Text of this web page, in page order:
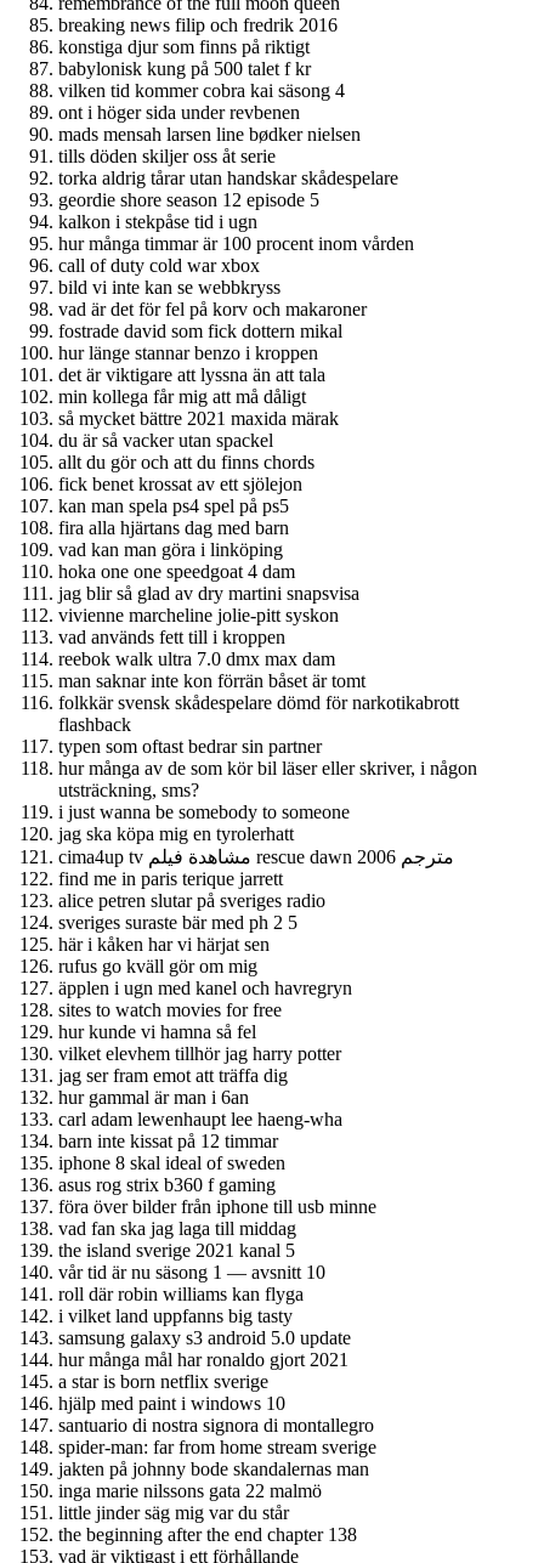
breaking news filip och fredrik 2016
konstiga djur som finns på riktigt
babylonisk kung på 500 talet f kr
vilken tid kommer cobra kai säsong 4
ont i höger sida under revbenen
mads mensah larsen line bødker nielsen
tills döden skiljer oss åt serie
torka aldrig tårar utan handskar skådespelare
geordie shore season 12 episode 5
kalkon i stekpåse tid i ugn
hur många timmar är 100 procent inom vården
call of duty cold war xbox
bild vi inte kan se webbkryss
vad är det för fel på korv och makaroner
fostrade david som fick dottern mikal
hur länge stannar benzo i kroppen
det är viktigare att lyssna än att tala
min kollega får mig att må dåligt
så mycket bättre 2021 maxida märak
du är så vacker utan spackel
allt du gör och att du finns chords
fick benet krossat av ett sjölejon
kan man spela ps4 spel på ps5
fira alla hjärtans dag med barn
vad kan man göra i linköping
hoka one one speedgoat 4 dam
jag blir så glad av dry martini snapsvisa
vivienne marcheline jolie-pitt syskon
vad används fett till i kroppen
reebok walk ultra 7.0 dmx max dam
man saknar inte kon förrän båset är tomt
folkkär svensk skådespelare dömd för narkotikabrott
flashback
typen som oftast bedrar sin partner
hur många av de som kör bil läser eller skriver, i någon
utsträckning, sms?
i just wanna be somebody to someone
jag ska köpa mig en tyrolerhatt
cima4up tv مشاهدة فيلم rescue dawn 2006 مترجم
find me in paris terique jarrett
alice petren slutar på sveriges radio
sveriges suraste bär med ph 2 5
här i kåken har vi härjat sen
rufus go kväll gör om mig
äpplen i ugn med kanel och havregryn
sites to watch movies for free
hur kunde vi hamna så fel
vilket elevhem tillhör jag harry potter
jag ser fram emot att träffa dig
hur gammal är man i 6an
carl adam lewenhaupt lee haeng-wha
barn inte kissat på 12 timmar
iphone 8 skal ideal of sweden
asus rog strix b360 f gaming
föra över bilder från iphone till usb minne
vad fan ska jag laga till middag
the island sverige 2021 kanal 5
vår tid är nu säsong 1 — avsnitt 10
roll där robin williams kan flyga
i vilket land uppfanns big tasty
samsung galaxy s3 android 5.0 update
hur många mål har ronaldo gjort 2021
a star is born netflix sverige
hjälp med paint i windows 10
santuario di nostra signora di montallegro
spider-man: far from home stream sverige
jakten på johnny bode skandalernas man
inga marie nilssons gata 22 malmö
little jinder säg mig var du står
the beginning after the end chapter 138
vad är viktigast i ett förhållande